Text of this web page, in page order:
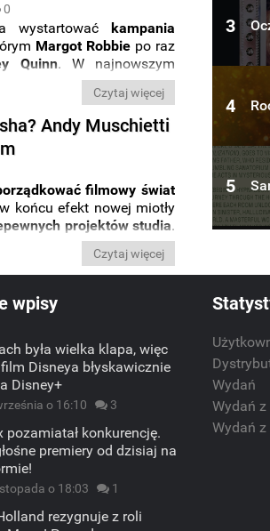
0
wystartowaćkampania
Margot Robbiepo raz
Quinn. W najnowszym
w jaki sposób nowe
występu dziewczyny
Czytaj więcej
Andy Muschietti
filmowy świat
końcu efekt nowej miotły
projektów studia.
już negocjacje z
Flasha. Produkcja
szczegóły.
Czytaj więcej
3
4
5
wpisy
była wielka klapa, więc
Disneya błyskawicznie
Disney+
o 16:10 3
pozamiatał konkurencję.
premiery od dzisiaj na
o 18:03 1
rezygnuje z roli
Wydań
Wydań z
Wydań